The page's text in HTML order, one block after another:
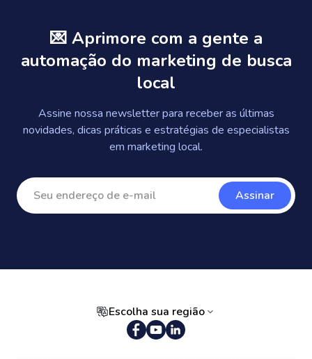
💌 Aprimore com a gente a
automação do marketing de busca
local
Assine nossa newsletter para receber as últimas
novidades, dicas práticas e estratégias de especialistas
em marketing local.
Assinar
Escolha sua região